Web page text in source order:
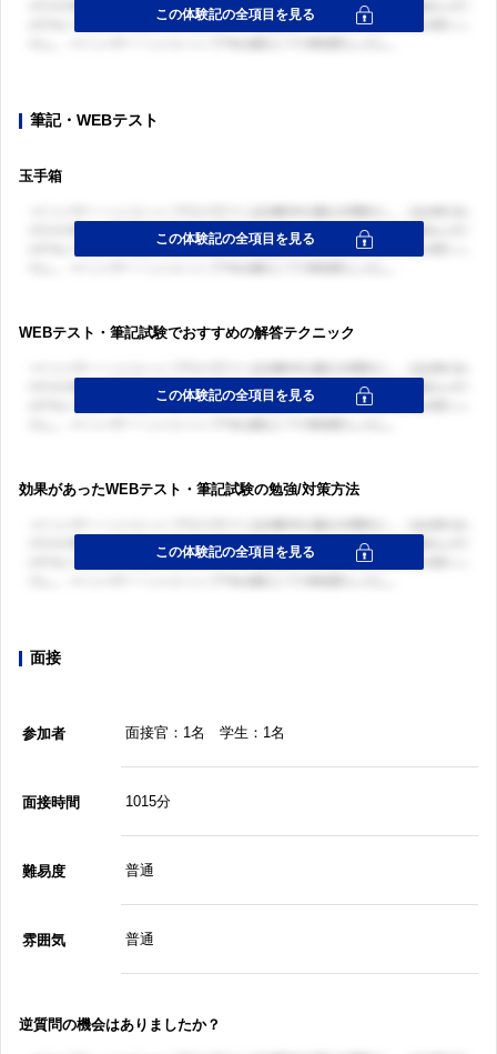
筆記・WEBテスト
玉手箱
WEBテスト・筆記試験でおすすめの解答テクニック
効果があったWEBテスト・筆記試験の勉強/対策方法
面接
参加者 面接官：1名 学生：1名
面接時間 1015分
難易度 普通
雰囲気 普通
逆質問の機会はありましたか？